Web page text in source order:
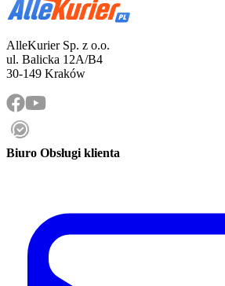
AlleKurier Sp. z o.o.
ul. Balicka 12A/B4
30-149 Kraków
Biuro Obsługi klienta